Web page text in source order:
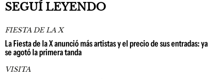
SEGUÍ LEYENDO
FIESTA DE LA X
La Fiesta de la X anunció más artistas y el precio de sus entradas: ya
se agotó la primera tanda
VISITA